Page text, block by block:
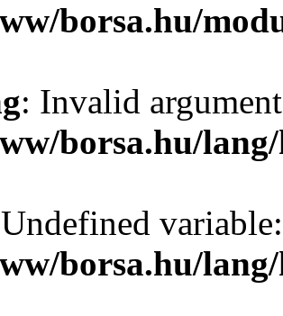
borsa.hu/
: Invalid
borsa.hu/
borsa.hu/